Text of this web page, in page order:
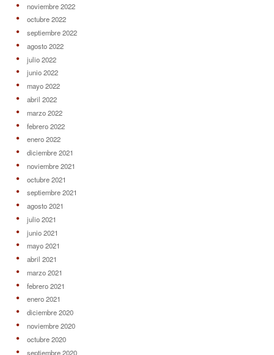
noviembre 2022
octubre 2022
septiembre 2022
agosto 2022
julio 2022
junio 2022
mayo 2022
abril 2022
marzo 2022
febrero 2022
enero 2022
diciembre 2021
noviembre 2021
octubre 2021
septiembre 2021
agosto 2021
julio 2021
junio 2021
mayo 2021
abril 2021
marzo 2021
febrero 2021
enero 2021
diciembre 2020
noviembre 2020
octubre 2020
septiembre 2020